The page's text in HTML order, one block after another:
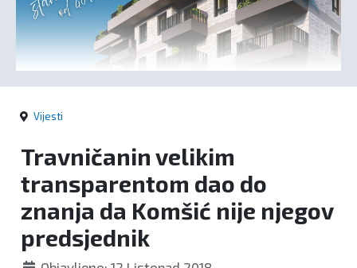
kronika
Politika
Vijesti
Travničanin velikim
transparentom dao do
znanja da Komšić nije njegov
predsjednik